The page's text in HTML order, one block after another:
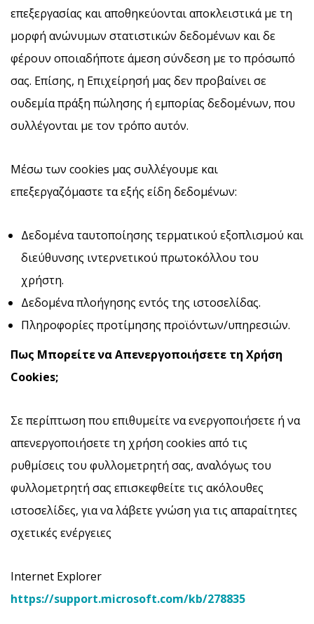
επεξεργασίας και αποθηκεύονται αποκλειστικά με τη
μορφή ανώνυμων στατιστικών δεδομένων και δε
φέρουν οποιαδήποτε άμεση σύνδεση με το πρόσωπό
σας. Επίσης, η Επιχείρησή μας δεν προβαίνει σε
ουδεμία πράξη πώλησης ή εμπορίας δεδομένων, που
συλλέγονται με τον τρόπο αυτόν.
Μέσω των cookies μας συλλέγουμε και
επεξεργαζόμαστε τα εξής είδη δεδομένων:
Δεδομένα ταυτοποίησης τερματικού εξοπλισμού και
διεύθυνσης ιντερνετικού πρωτοκόλλου του
χρήστη.
Δεδομένα πλοήγησης εντός της ιστοσελίδας.
Πληροφορίες προτίμησης προϊόντων/υπηρεσιών.
Πως Μπορείτε να Απενεργοποιήσετε τη Χρήση
Cookies;
Σε περίπτωση που επιθυμείτε να ενεργοποιήσετε ή να
απενεργοποιήσετε τη χρήση cookies από τις
ρυθμίσεις του φυλλομετρητή σας, αναλόγως του
φυλλομετρητή σας επισκεφθείτε τις ακόλουθες
ιστοσελίδες, για να λάβετε γνώση για τις απαραίτητες
σχετικές ενέργειες
Internet Explorer
https://support.microsoft.com/kb/278835